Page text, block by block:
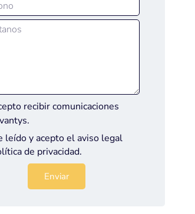
recibir comunicaciones
leído y acepto el aviso legal
de privacidad.